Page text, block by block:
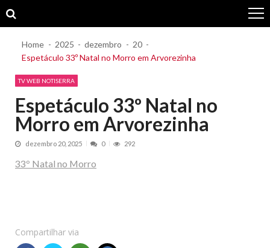
to
to
Home 2025 dezembro
20
Espetáculo 33º Natal no Morro em Arvorezinha
TV WEB NOTISERRA
Espetáculo 33º Natal no
Morro em Arvorezinha
dezembro 20, 2025 0 292
33º Natal no Morro
Compartilhar via